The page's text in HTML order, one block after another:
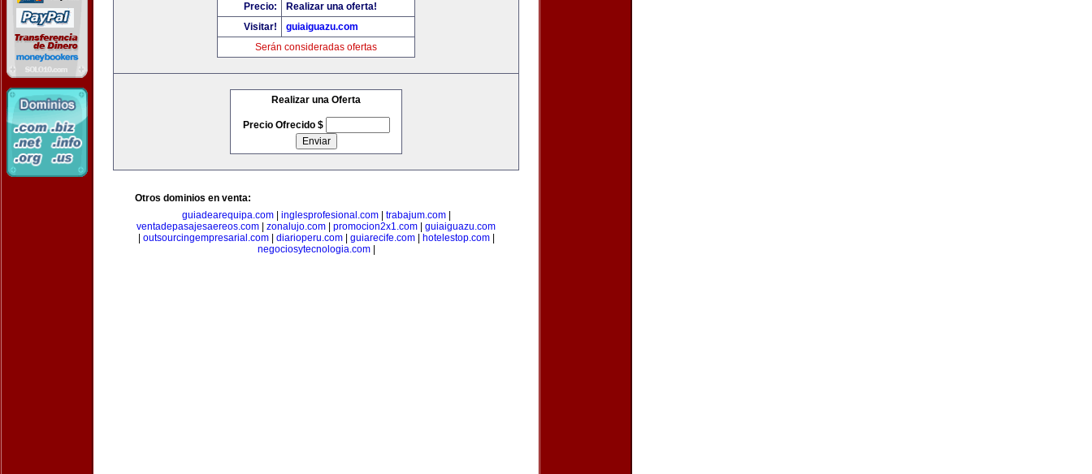
Precio:
Realizar una oferta!
Visitar!
guiaiguazu.com
Serán consideradas ofertas
Realizar una Oferta
Precio Ofrecido $
Otros dominios en venta:
guiadearequipa.com| inglesprofesional.com| trabajum.com|
ventadepasajesaereos.com
zonalujo.com promocion2x1.com
guiaiguazu.com
outsourcingempresarial.com| diarioperu.com| guiarecife.com| hotelestop.com|
negociosytecnologia.com|